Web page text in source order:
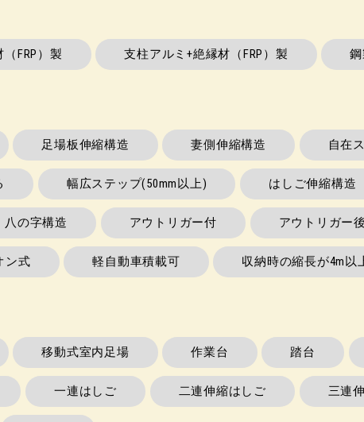
FRP）製 支柱アルミ+絶縁材（FRP）製
足場板伸縮構造 妻側伸縮構造 自在
幅広ステップ(50mm以上) はしご伸縮構造
八の字構造 アウトリガー付 アウトリガー
ン式 軽自動車積載可 収納時の縮長が4m以
移動式室内足場 作業台 踏台
一連はしご 二連伸縮はしご 三連